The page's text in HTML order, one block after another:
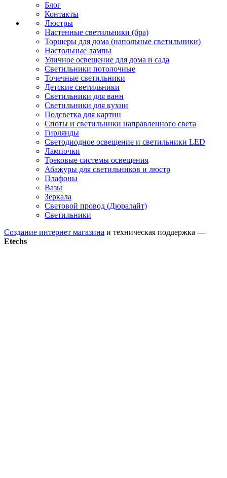
Блог
Контакты
Люстры
Настенные светильники (бра)
Торшеры для дома (напольные светильники)
Настольные лампы
Уличное освещение для дома и сада
Светильники потолочные
Точечные светильники
Детские светильники
Светильники для ванн
Светильники для кухни
Подсветка для картин
Споты и светильники направленного света
Гирлянды
Светодиодное освещение и светильники LED
Лампочки
Трековые системы освещения
Абажуры для светильников и люстр
Плафоны
Вазы
Зеркала
Световой провод (Дюралайт)
Светильники
Создание интернет магазина и техническая поддержка —
Etechs